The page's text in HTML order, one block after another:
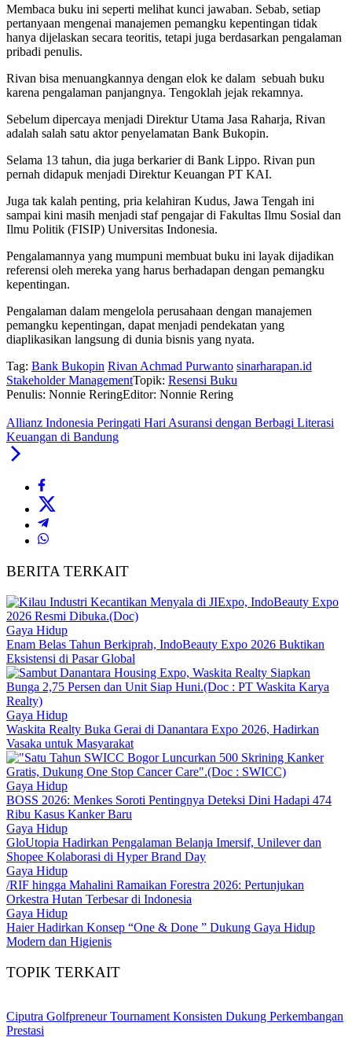
Membaca buku ini seperti melihat kunci jawaban. Sebab, setiap
pertanyaan mengenai manajemen pemangku kepentingan tidak
hanya dijelaskan secara teoritis, tetapi juga berdasarkan pengalaman
pribadi penulis.
Rivan bisa menuangkannya dengan elok ke dalam sebuah buku
karena pengalaman panjangnya. Tengoklah jejak rekamnya.
Sebelum dipercaya menjadi Direktur Utama Jasa Raharja, Rivan
adalah salah satu aktor penyelamatan Bank Bukopin.
Selama 13 tahun, dia juga berkarier di Bank Lippo. Rivan pun
pernah didapuk menjadi Direktur Keuangan PT KAI.
Juga tak kalah penting, pria kelahiran Kudus, Jawa Tengah ini
sampai kini masih menjadi staf pengajar di Fakultas Ilmu Sosial dan
Ilmu Politik (FISIP) Universitas Indonesia.
Pengalamannya yang mumpuni membuat buku ini layak dijadikan
referensi oleh mereka yang harus berhadapan dengan pemangku
kepentingan.
Pengalaman dalam mengelola perusahaan dengan manajemen
pemangku kepentingan, dapat menjadi pendekatan yang
diaplikasikan langsung di dunia bisnis yang nyata.
Tag: Bank Bukopin Rivan Achmad Purwanto sinarharapan.id
Stakeholder ManagementTopik: Resensi Buku
Penulis: Nonnie ReringEditor: Nonnie Rering
Allianz Indonesia Peringati Hari Asuransi dengan Berbagi Literasi
Keuangan di Bandung
BERITA TERKAIT
Gaya Hidup
Enam Belas Tahun Berkiprah, IndoBeauty Expo 2026 Buktikan
Eksistensi di Pasar Global
Gaya Hidup
Waskita Realty Buka Gerai di Danantara Expo 2026, Hadirkan
Vasaka untuk Masyarakat
Gaya Hidup
BOSS 2026: Menkes Soroti Pentingnya Deteksi Dini Hadapi 474
Ribu Kasus Kanker Baru
Gaya Hidup
GloUtopia Hadirkan Pengalaman Belanja Imersif, Unilever dan
Shopee Kolaborasi di Hyper Brand Day
Gaya Hidup
/RIF hingga Mahalini Ramaikan Forestra 2026: Pertunjukan
Orkestra Hutan Terbesar di Indonesia
Gaya Hidup
Haier Hadirkan Konsep “One & Done ” Dukung Gaya Hidup
Modern dan Higienis
TOPIK TERKAIT
Ciputra Golfpreneur Tournament Konsisten Dukung Perkembangan
Prestasi